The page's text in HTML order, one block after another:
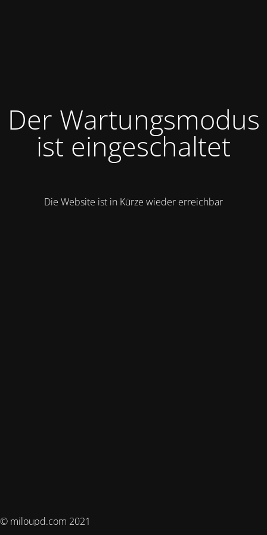
Der Wartungsmodus
ist eingeschaltet
Die Website ist in Kürze wieder erreichbar
© miloupd.com 2021